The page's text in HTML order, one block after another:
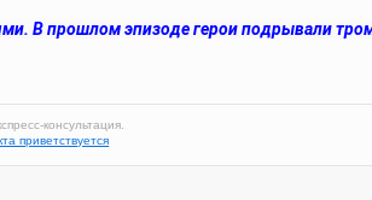
В прошлом эпизоде герои подрывали
консультация.
приветствуется